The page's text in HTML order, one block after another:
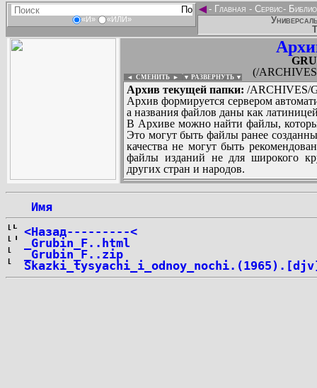
«И» «ИЛИ»
◄- Главная - Сервис-
(/
◄ СМЕНИТЬ ► ▼ РАЗВЕРНУТЬ ▼
Архив текущей папки: /ARCHIVES/
Архив формируется сервером
а названия файлов даны как
В Архиве можно найти файлы,
Это могут быть файлы ранее
качества не могут быть
файлы изданий не для широкого
других стран и народов.
Имя
<Назад---------<
_Grubin_F..html
_Grubin_F..zip